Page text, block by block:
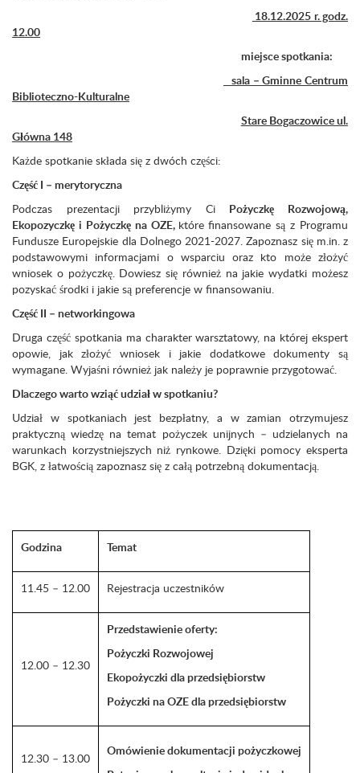
18.12.2025 r. godz.
12.00
miejsce spotkania:
sala – Gminne Centrum
Biblioteczno-Kulturalne
Stare Bogaczowice ul.
Główna 148
Każde spotkanie składa się z dwóch części:
Część I – merytoryczna
Podczas prezentacji przybliżymy Ci Pożyczkę Rozwojową,
Ekopozyczkę i Pożyczkę na OZE, które finansowane są z Programu
Fundusze Europejskie dla Dolnego 2021-2027. Zapoznasz się m.in. z
podstawowymi informacjami o wsparciu oraz kto może złożyć
wniosek o pożyczkę. Dowiesz się również na jakie wydatki możesz
pozyskać środki i jakie są preferencje w finansowaniu.
Część II – networkingowa
Druga część spotkania ma charakter warsztatowy, na której ekspert
opowie, jak złożyć wniosek i jakie dodatkowe dokumenty są
wymagane. Wyjaśni również jak należy je poprawnie przygotować.
Dlaczego warto wziąć udział w spotkaniu?
Udział w spotkaniach jest bezpłatny, a w zamian otrzymujesz
praktyczną wiedzę na temat pożyczek unijnych – udzielanych na
warunkach korzystniejszych niż rynkowe. Dzięki pomocy eksperta
BGK, z łatwością zapoznasz się z całą potrzebną dokumentacją.
Godzina Temat
11.45 – 12.00 Rejestracja uczestników
12.00 – 12.30
Przedstawienie oferty:
Pożyczki Rozwojowej
Ekopożyczki dla przedsiębiorstw
Pożyczki na OZE dla przedsiębiorstw
12.30 – 13.00
Omówienie dokumentacji pożyczkowej